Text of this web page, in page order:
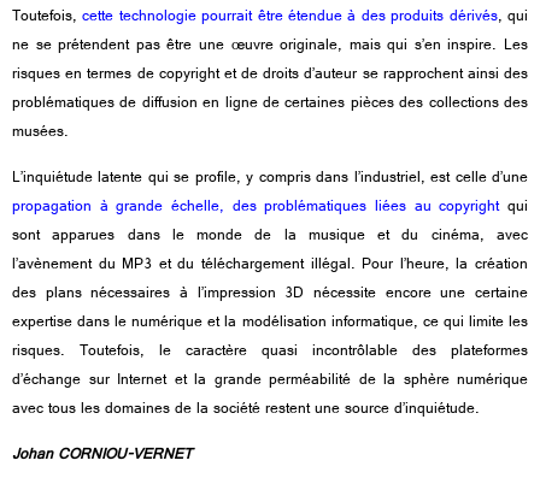
Toutefois,cette technologie pourrait être étendue à des produits dérivés, qui
ne se prétendent pas être une œuvre originale, mais qui s’en inspire. Les
risques en termes de copyright et de droits d’auteur se rapprochent ainsi des
problématiques de diffusion en ligne de certaines pièces des collections des
musées.
L’inquiétude latente qui se profile, y compris dans l’industriel, est celle d’une
propagation à grande échelle, des problématiques liées au copyrightqui
sont apparues dans le monde de la musique et du cinéma, avec
l’avènement du MP3 et du téléchargement illégal. Pour l’heure, la création
des plans nécessaires à l’impression 3D nécessite encore une certaine
expertise dans le numérique et la modélisation informatique, ce qui limite les
risques. Toutefois, le caractère quasi incontrôlable des plateformes
d’échange sur Internet et la grande perméabilité de la sphère numérique
avec tous les domaines de la société restent une source d’inquiétude.
Johan CORNIOU-VERNET